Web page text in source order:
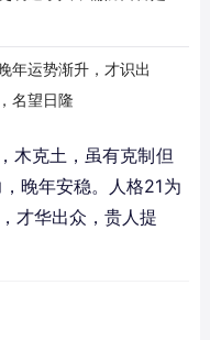
年运势渐升，才识出
名望日隆
木克土，虽有克制但
晚年安稳。人格21为
才华出众，贵人提